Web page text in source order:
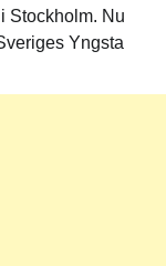
Stockholm. Nu
Yngsta